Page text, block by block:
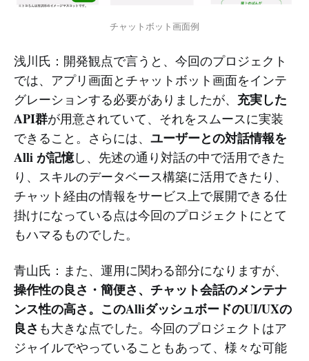
チャットボット画面例
浅川氏：開発観点で言うと、今回のプロジェクト
では、アプリ画面とチャットボット画面をインテ
グレーションする必要がありましたが、 充実した
API群が用意されていて、それをスムースに実装
できること。さらには、 ユーザーとの対話情報を
Alli が記憶し、先述の通り対話の中で活用できた
り、スキルのデータベース構築に活用できたり、
チャット経由の情報をサービス上で展開できる仕
掛けになっている点は今回のプロジェクトにとて
もハマるものでした。
青山氏：また、運用に関わる部分になりますが、
操作性の良さ・簡便さ、チャット会話のメンテナ
ンス性の高さ。このAlliダッシュボードのUI/UXの
良さ も大きな点でした。今回のプロジェクトはア
ジャイルでやっていることもあって、様々な可能